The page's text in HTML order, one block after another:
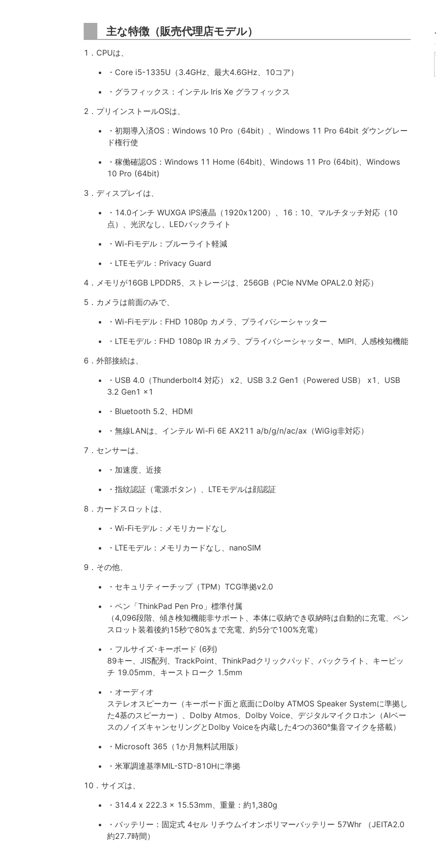
主な特徴（販売代理店モデル）
1．CPUは、
・Core i5-1335U（3.4GHz、最大4.6GHz、10コア）
・グラフィックス：インテル Iris Xe グラフィックス
2．プリインストールOSは、
・初期導入済OS：Windows 10 Pro（64bit）、Windows 11 Pro 64bit ダウングレー
ド権行使
・稼働確認OS：Windows 11 Home (64bit)、Windows 11 Pro (64bit)、Windows
10 Pro (64bit)
3．ディスプレイは、
・14.0インチ WUXGA IPS液晶（1920x1200）、16：10、マルチタッチ対応（10
点）、光沢なし、LEDバックライト
・Wi-Fiモデル：ブルーライト軽減
・LTEモデル：Privacy Guard
4．メモリが16GB LPDDR5、ストレージは、256GB（PCIe NVMe OPAL2.0 対応）
5．カメラは前面のみで、
・Wi-Fiモデル：FHD 1080p カメラ、プライバシーシャッター
・LTEモデル：FHD 1080p IR カメラ、プライバシーシャッター、MIPI、人感検知機能
6．外部接続は、
・USB 4.0（Thunderbolt4 対応） x2、USB 3.2 Gen1（Powered USB） x1、USB
3.2 Gen1 x1
・Bluetooth 5.2、HDMI
・無線LANは、インテル Wi-Fi 6E AX211 a/b/g/n/ac/ax（WiGig非対応）
7．センサーは、
・加速度、近接
・指紋認証（電源ボタン）、LTEモデルは顔認証
8．カードスロットは、
・Wi-Fiモデル：メモリカードなし
・LTEモデル：メモリカードなし、nanoSIM
9．その他、
・セキュリティーチップ（TPM）TCG準拠v2.0
・ペン「ThinkPad Pen Pro」標準付属
（4,096段階、傾き検知機能非サポート、本体に収納でき収納時は自動的に充電、ペン
スロット装着後約15秒で80%まで充電、約5分で100%充電）
・フルサイズ･キーボード (6列)
89キー、JIS配列、TrackPoint、ThinkPadクリックパッド、バックライト、キーピッ
チ 19.05mm、キーストローク 1.5mm
・オーディオ
ステレオスピーカー（キーボード面と底面にDolby ATMOS Speaker Systemに準拠し
た4基のスピーカー）、Dolby Atmos、Dolby Voice、デジタルマイクロホン（AIベー
スのノイズキャンセリングとDolby Voiceを内蔵した4つの360°集音マイクを搭載）
・Microsoft 365（1か月無料試用版）
・米軍調達基準MIL-STD-810Hに準拠
10．サイズは、
・314.4 x 222.3 x 15.53mm、重量：約1,380g
・バッテリー：固定式 4セル リチウムイオンポリマーバッテリー 57Whr （JEITA2.0
約27.7時間）